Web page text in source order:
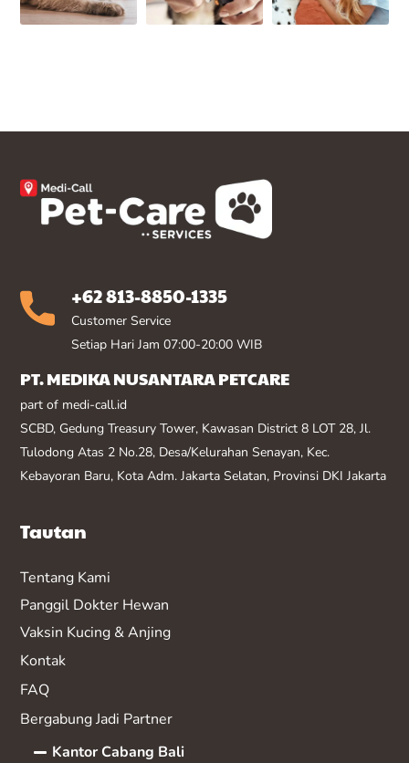
+62 813-8850-1335
Customer Service
Setiap Hari Jam 07:00-20:00 WIB
PT. MEDIKA NUSANTARA PETCARE
part of medi-call.id
SCBD, Gedung Treasury Tower, Kawasan District 8 LOT 28, Jl.
Tulodong Atas 2 No.28, Desa/Kelurahan Senayan, Kec.
Kebayoran Baru, Kota Adm. Jakarta Selatan, Provinsi DKI Jakarta
Tautan
Tentang Kami
Panggil Dokter Hewan
Vaksin Kucing & Anjing
Kontak
FAQ
Bergabung Jadi Partner
Kantor Cabang Bali